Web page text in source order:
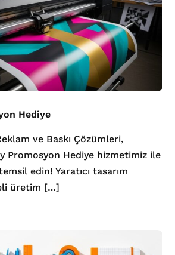
Hediye
ve Baskı Çözümleri,
Promosyon Hediye hizmetimiz ile
edin! Yaratıcı tasarım
üretim […]